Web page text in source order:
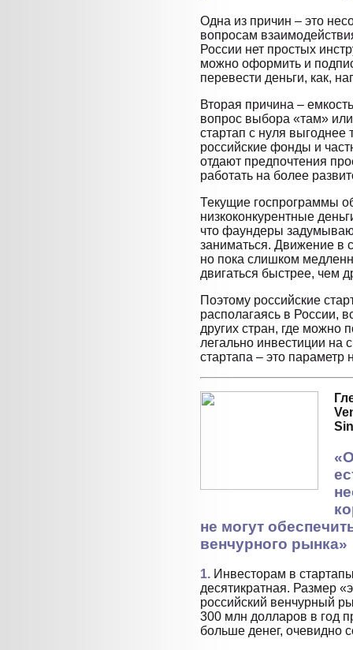
Одна из причин – это
вопросам
России нет простых
можно оформить и
перевести деньги, как,
Вторая причина –
вопрос выбора «там»
стартап с нуля
российские фонды и
отдают предпочтения
работать на более
Текущие госпрограммы
низкоконкурентные
что фаундеры
заниматься. Движение в
но пока слишком
двигаться быстрее, чем
Поэтому российские
располагаясь в России,
других стран, где можно
легально инвестиции на
стартапа – это параметр
не могут
венчурного рынка»
1. Инвесторам в
десятикратная. Размер
российский венчурный
300 млн долларов в год
больше денег, очевидно